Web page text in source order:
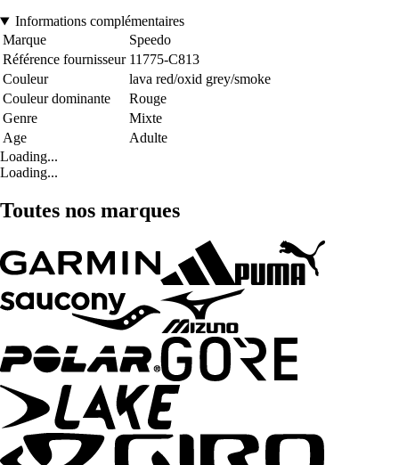
Informations complémentaires
Marque
Speedo
Référence fournisseur 11775-C813
Couleur
lava red/oxid grey/smoke
Couleur dominante
Rouge
Genre
Mixte
Age
Adulte
Loading...
Loading...
Toutes nos marques